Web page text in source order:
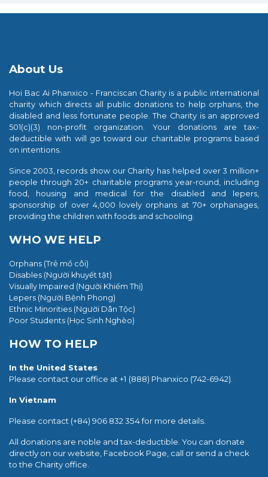
About Us
Hoi Bac Ai Phanxico - Franciscan Charity is a public international
charity which directs all public donations to help orphans, the
disabled and less fortunate people. The Charity is an approved
501(c)(3) non-profit organization. Your donations are tax-
deductible with will go toward our charitable programs based
on intentions.
Since 2003, records show our Charity has helped over 3 million+
people through 20+ charitable programs year-round, including
food, housing and medical for the disabled and lepers,
sponsorship of over 4,000 lovely orphans at 70+ orphanages,
providing the children with foods and schooling.
WHO WE HELP
Orphans (Trẻ mồ côi)
Disables (Người khuyết tật)
Visually Impaired (Người Khiếm Thị)
Lepers (Người Bệnh Phong)
Ethnic Minorities (Người Dân Tộc)
Poor Students (Học Sinh Nghèo)
HOW TO HELP
In the United States
Please contact our office at +1 (888) Phanxico (742-6942).
In Vietnam
Please contact (+84) 906 832 354 for more details.
All donations are noble and tax-deductible. You can donate
directly on our website, Facebook Page, call or send a check
to the Charity office.